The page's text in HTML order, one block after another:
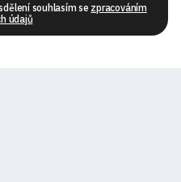
souhlasím se zpracováním
údajů